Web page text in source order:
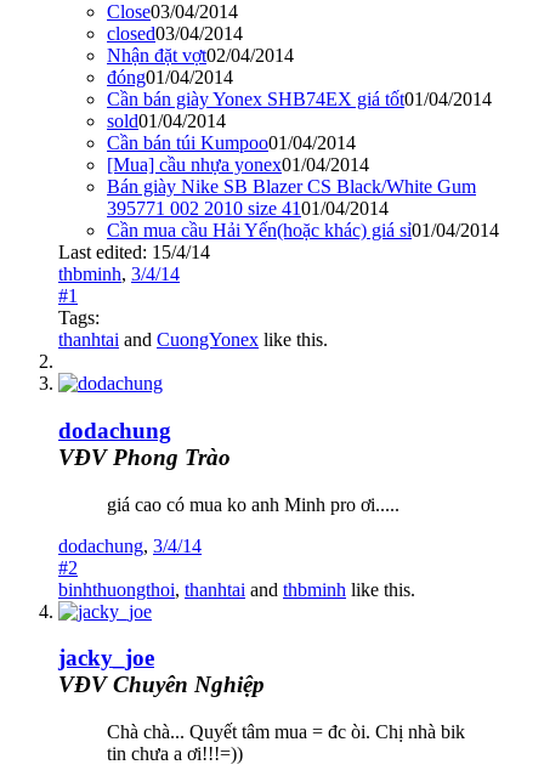
Close03/04/2014
closed03/04/2014
Nhận đặt vợt02/04/2014
đóng01/04/2014
Cần bán giày Yonex SHB74EX giá tốt01/04/2014
sold01/04/2014
Cần bán túi Kumpoo01/04/2014
[Mua] cầu nhựa yonex01/04/2014
Bán giày Nike SB Blazer CS Black/White Gum
395771 002 2010 size 4101/04/2014
Cần mua cầu Hải Yến(hoặc khác) giá sỉ01/04/2014
Last edited: 15/4/14
thbminh, 3/4/14
#1
Tags:
thanhtai and CuongYonex like this.
dodachung
VĐV Phong Trào
giá cao có mua ko anh Minh pro ơi.....
dodachung, 3/4/14
#2
binhthuongthoi, thanhtai and thbminh like this.
jacky_joe
VĐV Chuyên Nghiệp
Chà chà... Quyết tâm mua = đc òi. Chị nhà bik
tin chưa a ơi!!!=))